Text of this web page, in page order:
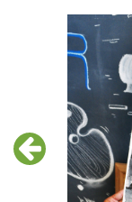
Předchozí